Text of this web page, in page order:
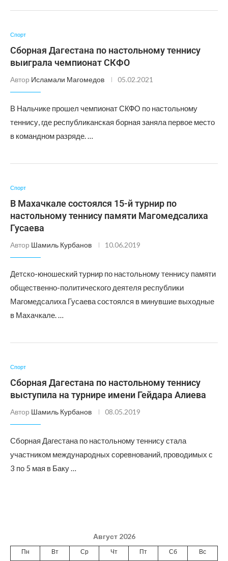
Спорт
Сборная Дагестана по настольному теннису
выиграла чемпионат СКФО
Автор Исламали Магомедов 05.02.2021
В Нальчике прошел чемпионат СКФО по настольному
теннису, где республиканская борная заняла первое место
в командном разряде. …
Спорт
В Махачкале состоялся 15-й турнир по
настольному теннису памяти Магомедсалиха
Гусаева
Автор Шамиль Курбанов 10.06.2019
Детско-юношеский турнир по настольному теннису памяти
общественно-политического деятеля республики
Магомедсалиха Гусаева состоялся в минувшие выходные
в Махачкале. …
Спорт
Сборная Дагестана по настольному теннису
выступила на турнире имени Гейдара Алиева
Автор Шамиль Курбанов 08.05.2019
Сборная Дагестана по настольному теннису стала
участником международных соревнований, проводимых с
3 по 5 мая в Баку …
Август 2026
Пн Вт Ср Чт Пт Сб Вс